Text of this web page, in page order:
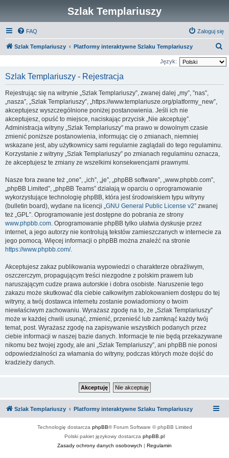
Szlak Templariuszy
FAQ Zaloguj się
Szlak Templariuszy Platformy interaktywne Szlaku Templariuszy
z
Język:
Szlak Templariuszy - Rejestracja
Rejestrując się na witrynie „Szlak Templariuszy”, zwanej dalej „my”, ”nas”,
„nasza”, „Szlak Templariuszy”, „https://www.templariusze.org/platformy_new”,
akceptujesz wyszczególnione poniżej postanowienia. Jeśli ich nie
akceptujesz, opuść to miejsce, naciskając przycisk „Nie akceptuję”.
Administracja witryny „Szlak Templariuszy” ma prawo w dowolnym czasie
zmienić poniższe postanowienia, informując cię o zmianach, niemniej
wskazane jest, aby użytkownicy sami regularnie zaglądali do tego regulaminu.
Korzystanie z witryny „Szlak Templariuszy” po zmianach regulaminu oznacza,
że akceptujesz te zmiany ze wszelkimi konsekwencjami prawnymi.
Nasze fora zwane też „one”, „ich”, „je”, „phpBB software”, „www.phpbb.com”,
„phpBB Limited”, „phpBB Teams” działają w oparciu o oprogramowanie
wykorzystujące technologię phpBB, która jest środowiskiem typu witryny
(bulletin board), wydane na licencji „GNU General Public License v2” zwanej
też „GPL”. Oprogramowanie jest dostępne do pobrania ze strony
www.phpbb.com. Oprogramowanie phpBB tylko ułatwia dyskusje przez
internet, a jego autorzy nie kontrolują tekstów zamieszczanych w internecie za
jego pomocą. Więcej informacji o phpBB można znaleźć na stronie
https://www.phpbb.com/.
Akceptujesz zakaz publikowania wypowiedzi o charakterze obraźliwym,
oszczerczym, propagującym treści niezgodne z polskim prawem lub
naruszającym cudze prawa autorskie i dobra osobiste. Naruszenie tego
zakazu może skutkować dla ciebie całkowitym zablokowaniem dostępu do tej
witryny, a twój dostawca internetu zostanie powiadomiony o twoim
niewłaściwym zachowaniu. Wyrażasz zgodę na to, że „Szlak Templariuszy”
może w każdej chwili usunąć, zmienić, przenieść lub zamknąć każdy twój
temat, post. Wyrażasz zgodę na zapisywanie wszystkich podanych przez
ciebie informacji w naszej bazie danych. Informacje te nie będą przekazywane
nikomu bez twojej zgody, ale ani „Szlak Templariuszy”, ani phpBB nie ponosi
odpowiedzialności za włamania do witryny, podczas których może dojść do
kradzieży danych.
Szlak Templariuszy Platformy interaktywne Szlaku Templariuszy
Technologię dostarcza phpBB® Forum Software © phpBB Limited
Polski pakiet językowy dostarcza phpBB.pl
Zasady ochrony danych osobowych | Regulamin